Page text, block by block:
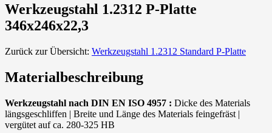
Werkzeugstahl 1.2312 P-Platte
346x246x22,3
Zurück zur Übersicht: Werkzeugstahl 1.2312 Standard P-Platte
Materialbeschreibung
Werkzeugstahl nach DIN EN ISO 4957 : Dicke des Materials
längsgeschliffen | Breite und Länge des Materials feingefräst |
vergütet auf ca. 280-325 HB